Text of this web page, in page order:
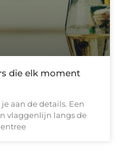
die elk moment
aan de details. Een
vlaggenlijn langs de